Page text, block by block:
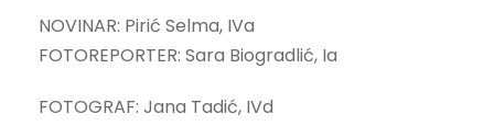
NOVINAR: Pirić Selma, IVa
FOTOREPORTER: Sara Biogradlić, Ia
FOTOGRAF: Jana Tadić, IVd